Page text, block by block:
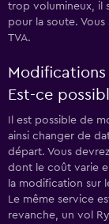
trop volumineux, il
pour la soute.
TVA.
Modifications
Est-ce
Il est possible de
ainsi changer de
départ. Vous
dont le coût varie
la modification sur
Le même service
revanche, un vol